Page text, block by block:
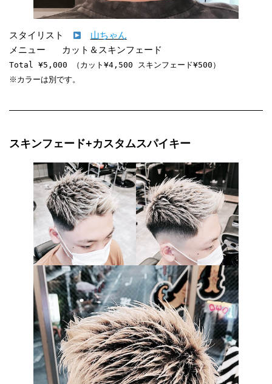
スタイリスト
山ちゃん
Total ¥5,000 （カット¥4,500 スキンフェード¥500）
※カラーは別です。
スキンフェード+カスタムスパイキー